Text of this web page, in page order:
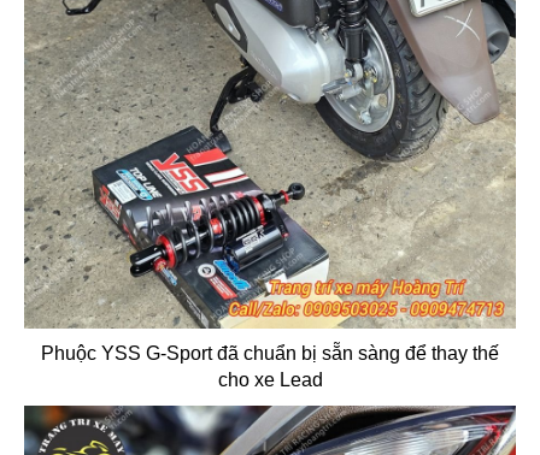
Phuộc YSS G-Sport đã chuẩn bị sẵn sàng để thay thế
cho xe Lead